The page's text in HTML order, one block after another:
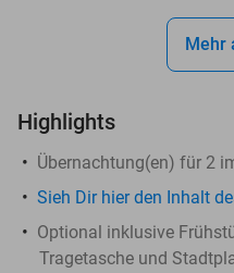
Mehr
Highlights
Übernachtung(en) für 2
Sieh Dir hier den Inhalt
Optional inklusive
Tragetasche und